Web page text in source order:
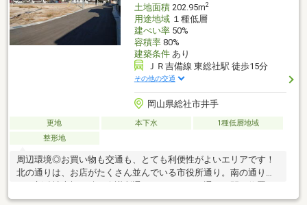
土地面積202.95m2
用途地域１種低層
建ぺい率50%
容積率80%
建築条件あり
ＪＲ吉備線 東総社駅 徒歩15分
その他の交通
岡山県総社市井手
更地 本下水
1種低層地域
整形地
周辺環境◎お買い物も交通も、とても利便性がよいエリアです！
北の通りは、お店がたくさん並んでいる市役所通り。南の通り
る、閑静な住宅街です。４２９号線へのアクセスもいいですよ。